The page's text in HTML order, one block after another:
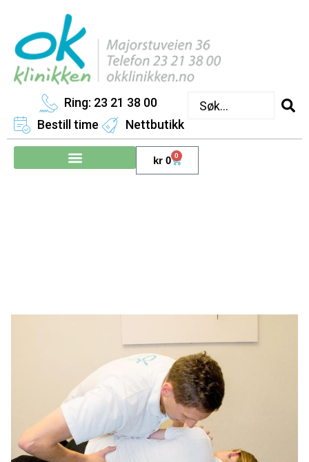
Ring: 23 21 38 00
Bestill time
Nettbutikk
kr 0 0